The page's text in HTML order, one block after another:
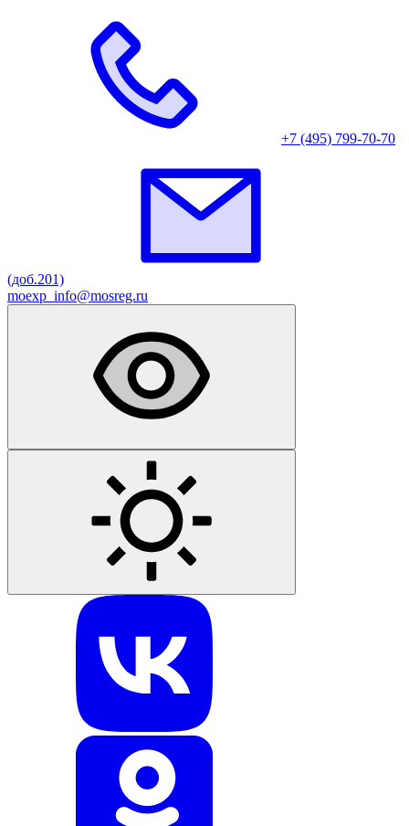
+7 (495) 799-70-70
(доб.201)
moexp_info@mosreg.ru